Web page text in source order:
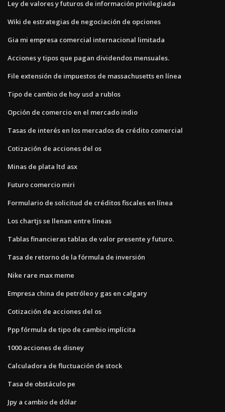
Ley de valores y futuros de información privilegiada
Wiki de estrategias de negociación de opciones
Gia mi empresa comercial internacional limitada
Acciones y tipos que pagan dividendos mensuales.
File extensión de impuestos de massachusetts en línea
Tipo de cambio de hoy usd a rublos
Opción de comercio en el mercado indio
Tasas de interés en los mercados de crédito comercial
Cotización de acciones del os
Minas de plata ltd asx
Futuro comercio miri
Formulario de solicitud de créditos fiscales en línea
Los chartjs se llenan entre lineas
Tablas financieras tablas de valor presente y futuro.
Tasa de retorno de la fórmula de inversión
Nike rare max meme
Empresa china de petróleo y gas en calgary
Cotización de acciones del os
Ppp fórmula de tipo de cambio implícita
1000 acciones de disney
Calculadora de fluctuación de stock
Tasa de obstáculo pe
Jpy a cambio de dólar